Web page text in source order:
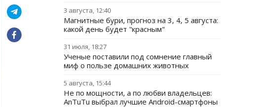
3 августа, 12:40
Магнитные бури, прогноз на 3, 4, 5 августа:
какой день будет "красным"
31 июля, 18:27
Ученые поставили под сомнение главный
миф о пользе домашних животных
5 августа, 15:44
Не по мощности, а по любви владельцев:
AnTuTu выбрал лучшие Android-смартфоны